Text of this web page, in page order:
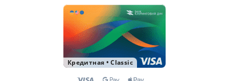
Кредитная •Classic